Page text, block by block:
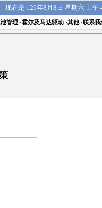
现在是 126年8月8日 星期六 上午
管理·霍尔及马达驱动·其他·联系我